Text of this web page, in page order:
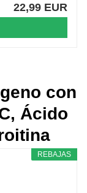
22,99 EUR
con
Ácido
REBAJAS